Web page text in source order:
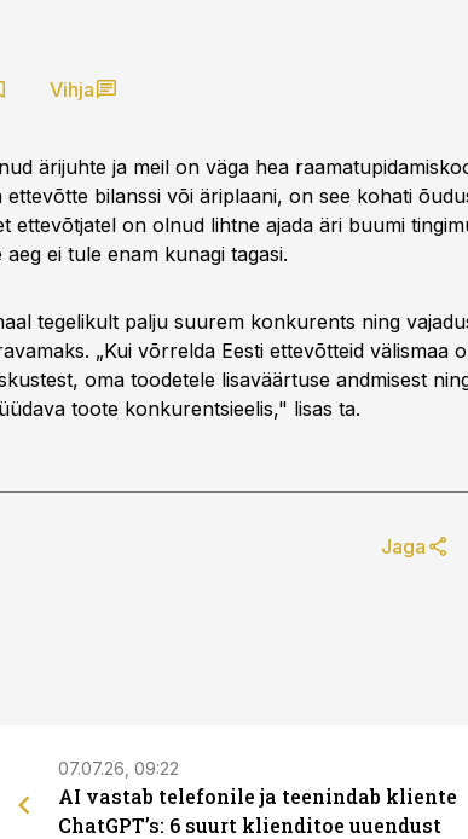
Vihja
ärijuhte ja meil on väga hea
ettevõtte bilanssi või äriplaani, on see kohati
ettevõtjatel on olnud lihtne ajada äri buumi
ei tule enam kunagi tagasi.
tegelikult palju suurem konkurents ning
„Kui võrrelda Eesti ettevõtteid välismaa
oma toodetele lisaväärtuse andmisest
toote konkurentsieelis," lisas ta.
Jaga
07.07.26, 09:22
AI vastab telefonile ja teenindab kliente
ChatGPT’s: 6 suurt klienditoe uuendust